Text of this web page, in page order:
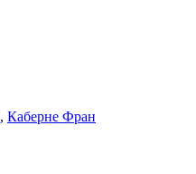
, Каберне Фран